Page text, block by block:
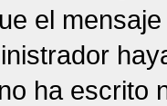
el
ha escrito